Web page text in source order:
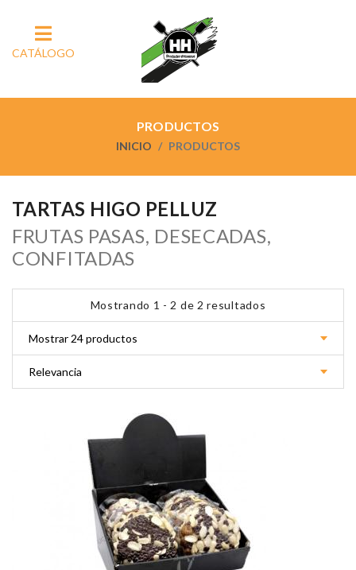
CATÁLOGO
PRODUCTOS
INICIO PRODUCTOS
TARTAS HIGO PELLUZ
FRUTAS PASAS, DESECADAS,
CONFITADAS
Mostrando 1 - 2 de 2 resultados